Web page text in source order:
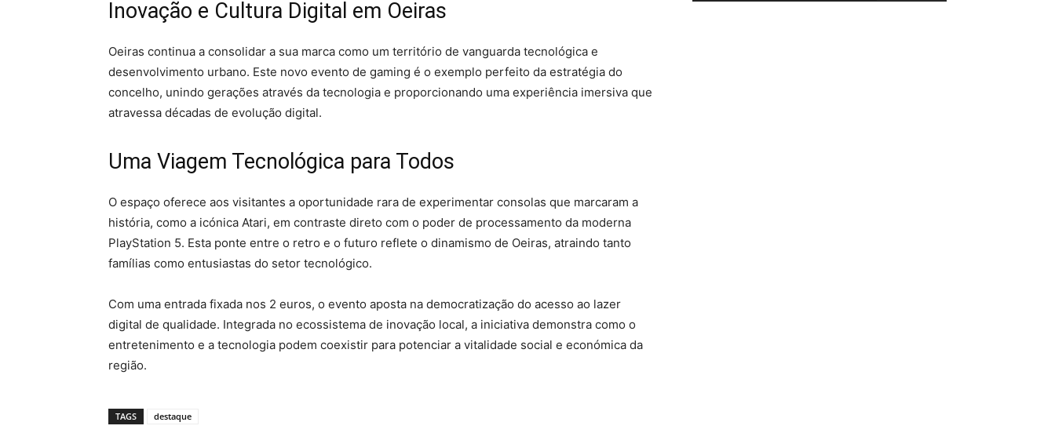
Inovação e Cultura Digital em Oeiras
Oeiras continua a consolidar a sua marca como um território de vanguarda tecnológica e
desenvolvimento urbano. Este novo evento de gaming é o exemplo perfeito da estratégia do
concelho, unindo gerações através da tecnologia e proporcionando uma experiência imersiva que
atravessa décadas de evolução digital.
Uma Viagem Tecnológica para Todos
O espaço oferece aos visitantes a oportunidade rara de experimentar consolas que marcaram a
história, como a icónica Atari, em contraste direto com o poder de processamento da moderna
PlayStation 5. Esta ponte entre o retro e o futuro reflete o dinamismo de Oeiras, atraindo tanto
famílias como entusiastas do setor tecnológico.
Com uma entrada fixada nos 2 euros, o evento aposta na democratização do acesso ao lazer
digital de qualidade. Integrada no ecossistema de inovação local, a iniciativa demonstra como o
entretenimento e a tecnologia podem coexistir para potenciar a vitalidade social e económica da
região.
TAGS destaque